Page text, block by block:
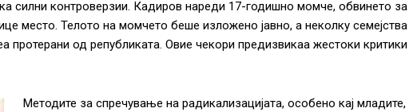
силни контроверзии. Кадиров нареди 17-годишно момче, обвинето за
место. Телото на момчето беше изложено јавно, а неколку семејства
протерани од републиката. Овие чекори предизвикаа жестоки критики
Методите за спречување на радикализацијата, особено кај младите,